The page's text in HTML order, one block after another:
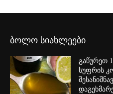
ბოლო სიახლეები
გაწურეთ
სუფრის